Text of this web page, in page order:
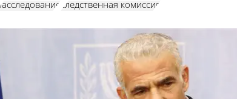
следственная комиссия